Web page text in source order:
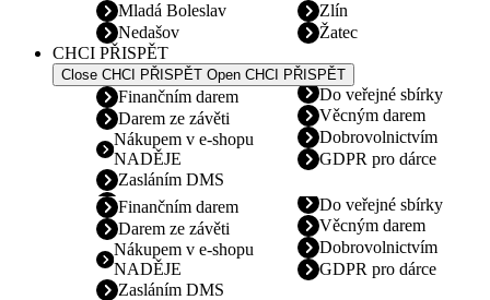
Mladá Boleslav
Nedašov
Zlín
Žatec
CHCI PŘISPĚT
Close CHCI PŘISPĚT Open CHCI PŘISPĚT
Finančním darem
Darem ze závěti
Nákupem v e-shopu
NADĚJE
Zasláním DMS
Do veřejné sbírky
Věcným darem
Dobrovolnictvím
GDPR pro dárce
Finančním darem
Darem ze závěti
Nákupem v e-shopu
NADĚJE
Zasláním DMS
Do veřejné sbírky
Věcným darem
Dobrovolnictvím
GDPR pro dárce